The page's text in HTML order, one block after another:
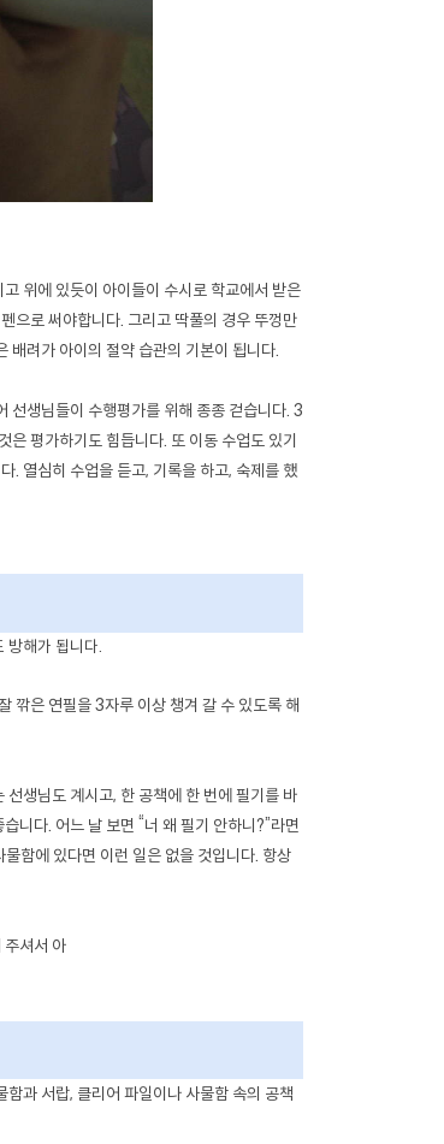
위에 있듯이 아이들이 수시로 학교에서 받은
으로 써야합니다. 그리고 딱풀의 경우 뚜껑만
배려가 아이의 절약 습관의 기본이 됩니다.
선생님들이 수행평가를 위해 종종 걷습니다. 3
평가하기도 힘듭니다. 또 이동 수업도 있기
. 열심히 수업을 듣고, 기록을 하고, 숙제를 했
방해가 됩니다.
깎은 연필을 3자루 이상 챙겨 갈 수 있도록 해
생님도 계시고, 한 공책에 한 번에 필기를 바
니다. 어느 날 보면 “너 왜 필기 안하니?”라면
함에 있다면 이런 일은 없을 것입니다. 항상
주셔서 아
과 서랍, 클리어 파일이나 사물함 속의 공책